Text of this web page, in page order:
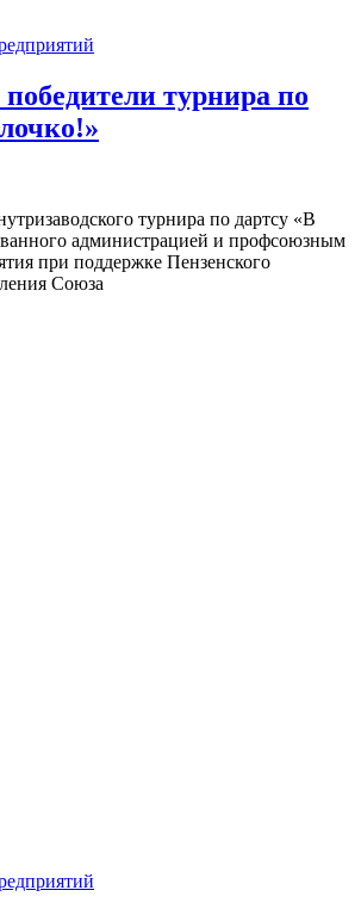
турнира по
турнира по дартсу «В
администрацией и профсоюзным
при поддержке Пензенского
Союза